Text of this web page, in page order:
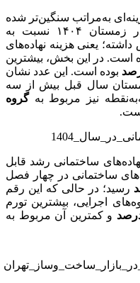
به‌مراتب سنگین‌تر شده
است. قیمت نهاده‌های ساختمانی در زمستان ۱۴۰۴ نسبت به
داشته؛ یعنی هزینه نهاده‌های
است. در این بخش، بیشترین
بوده است. این عدد نشان
سال قبل بیش از سه
نیز مربوط بهگروه
ساختمانی رشد قابل
ساختمانی در چهار فصل
رسید؛ در حالی که این رقم
اجرایی، بیشترین تورم
و کمترین آن مربوط به